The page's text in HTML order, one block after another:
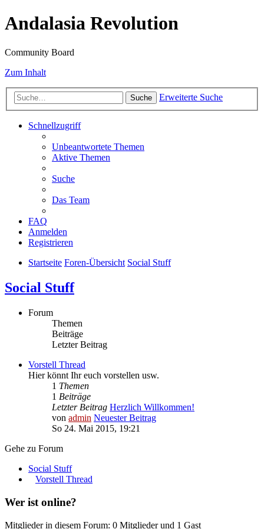
Andalasia Revolution
Community Board
Zum Inhalt
Suche Erweiterte Suche
Schnellzugriff
Unbeantwortete Themen
Aktive Themen
Suche
Das Team
FAQ
Anmelden
Registrieren
Startseite Foren-Übersicht Social Stuff
Social Stuff
Forum
Themen
Beiträge
Letzter Beitrag
Vorstell Thread
Hier könnt Ihr euch vorstellen usw.
1 Themen
1 Beiträge
Letzter Beitrag Herzlich Willkommen!
von admin Neuester Beitrag
So 24. Mai 2015, 19:21
Gehe zu Forum
Social Stuff
Vorstell Thread
Wer ist online?
Mitglieder in diesem Forum: 0 Mitglieder und 1 Gast